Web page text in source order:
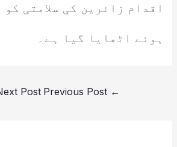
اقدام زائرین کی سلامتی
ہوئے اٹھایا گیا ہے۔
←
Post